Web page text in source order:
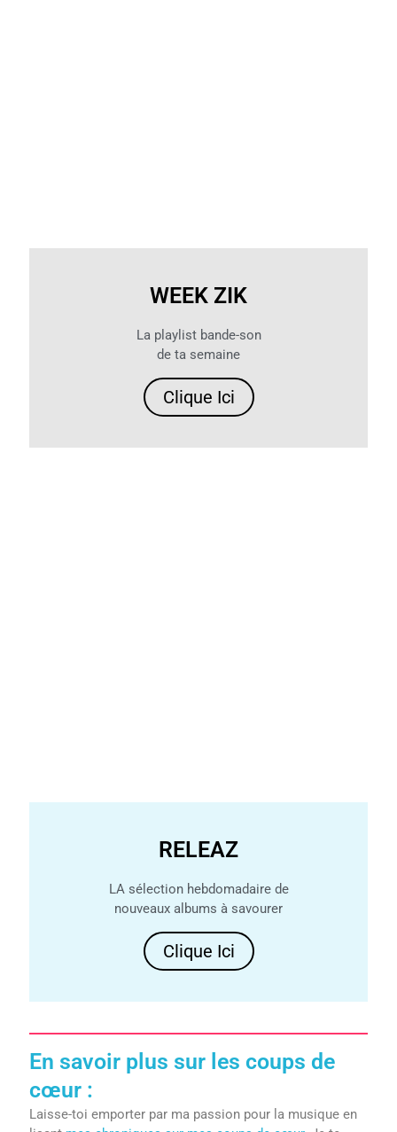
WEEK ZIK
La playlist bande-son
de ta semaine
Clique Ici
RELEAZ
LA sélection hebdomadaire de
nouveaux albums à savourer
Clique Ici
En savoir plus sur les coups de
cœur :
Laisse-toi emporter par ma passion pour la musique en